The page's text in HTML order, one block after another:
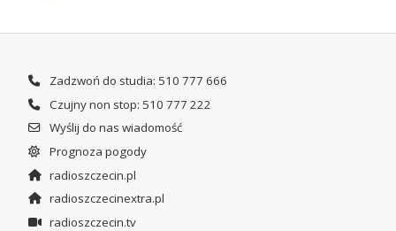
Zadzwoń do studia: 510 777 666
Czujny non stop: 510 777 222
Wyślij do nas wiadomość
Prognoza pogody
radioszczecin.pl
radioszczecinextra.pl
radioszczecin.tv